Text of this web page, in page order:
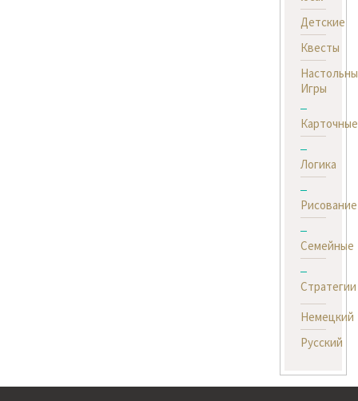
Детские
Квесты
Игры
Карточные
Логика
Рисование
Семейные
Стратегии
Немецкий
Русский